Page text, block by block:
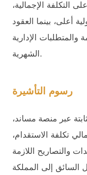
التكلفة الإجمالية،
أعلى، بينما العقود
والمتطلبات الإدارية
الشهرية.
رسوم التأشيرة
عبر منصة مساند،
تكلفة الاستقدام،
والتصاريح اللازمة